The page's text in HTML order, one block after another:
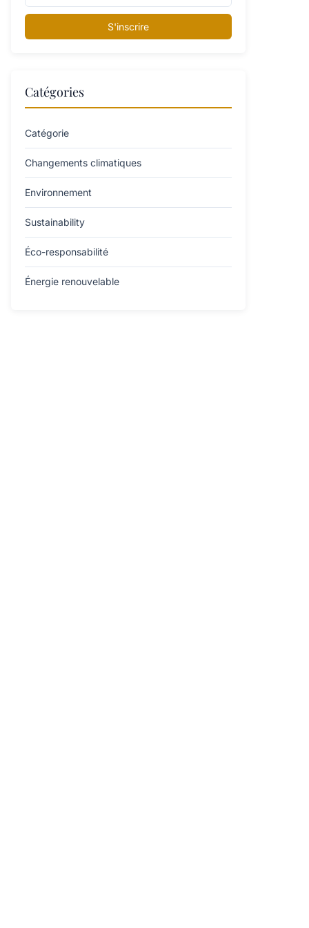
S'inscrire
Catégories
Catégorie
Changements climatiques
Environnement
Sustainability
Éco-responsabilité
Énergie renouvelable